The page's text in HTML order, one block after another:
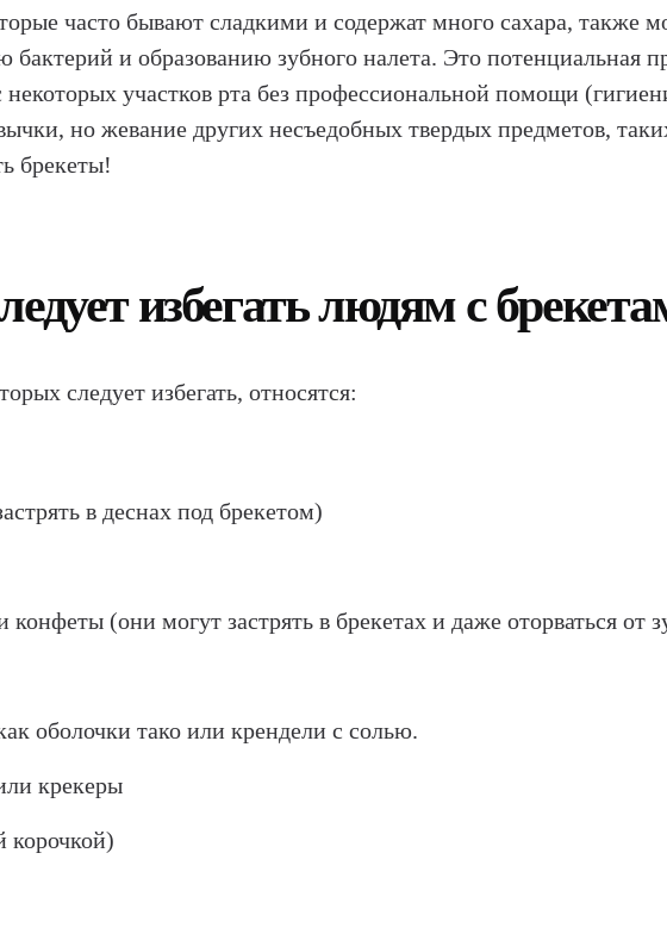
часто бывают сладкими и содержат много сахара, также
бактерий и образованию зубного налета. Это потенциальная
некоторых участков рта без профессиональной помощи
но жевание других несъедобных твердых предметов,
брекеты!
избегать людям с
следует избегать, относятся:
в деснах под брекетом)
(они могут застрять в брекетах и ​​даже оторваться от
оболочки тако или крендели с солью.
крекеры
корочкой)